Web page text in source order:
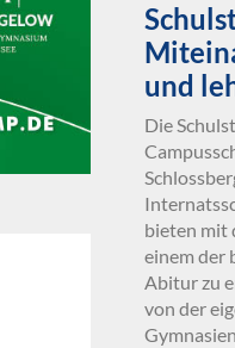
und
Die
bieten mit
einem der
Abitur zu
von der